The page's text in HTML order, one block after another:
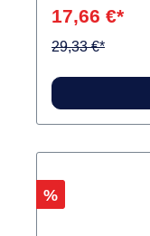
17,66 €*
29,33 €*
Rabatt
%